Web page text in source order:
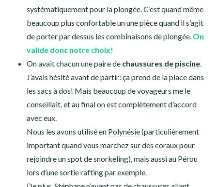
Point sur l’équipement
pour l’eau
Lors d’un tour du monde, on va forcément aller se baigner à un
moment où à un autre. Et plutôt deux fois qu’une! Alors autant